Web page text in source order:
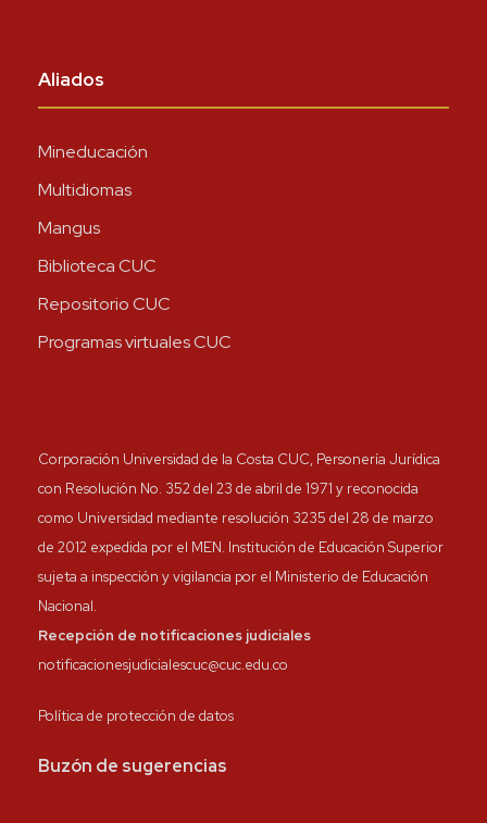
Aliados
Mineducación
Multidiomas
Mangus
Biblioteca CUC
Repositorio CUC
Programas virtuales CUC
Corporación Universidad de la Costa CUC, Personería Jurídica
con Resolución No. 352 del 23 de abril de 1971 y reconocida
como Universidad mediante resolución 3235 del 28 de marzo
de 2012 expedida por el MEN. Institución de Educación Superior
sujeta a inspección y vigilancia por el Ministerio de Educación
Nacional.
Recepción de notificaciones judiciales
notificacionesjudicialescuc@cuc.edu.co
Política de protección de datos
Buzón de sugerencias